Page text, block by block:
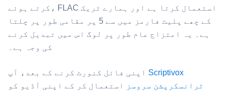
کرتے ہوئے، FLAC استعمال کرتا ہے اور ہمارے ٹریک
کے چھے پلیٹ فارمز میں سے 5 پر مقامی طور پر چلتا
ہے۔ یہ امتزاج عام طور پر لوگ اس میں تبدیل کرنے
کی وجہ ہے۔
Scriptivox
ٹرانسکرپشن سروسز
استعمال کر کے اپنی آڈیو کو